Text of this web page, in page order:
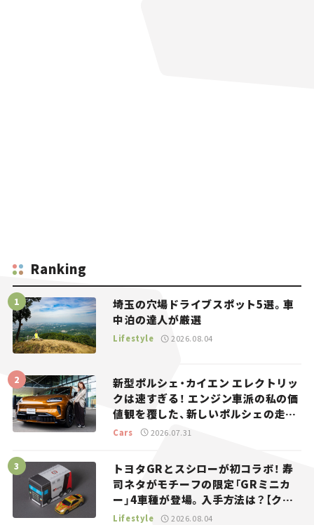
Ranking
埼玉の穴場ドライブスポット5選。車
中泊の達人が厳選
Lifestyle 2026.08.04
新型ポルシェ・カイエン エレクトリッ
クは速すぎる！ エンジン車派の私の価
値観を覆した、新しいポルシェの走
り。
Cars 2026.07.31
トヨタGRとスシローが初コラボ！ 寿
司ネタがモチーフの限定「GRミニカ
ー」4車種が登場。入手方法は？【クル
マとホビー】
Lifestyle 2026.08.04